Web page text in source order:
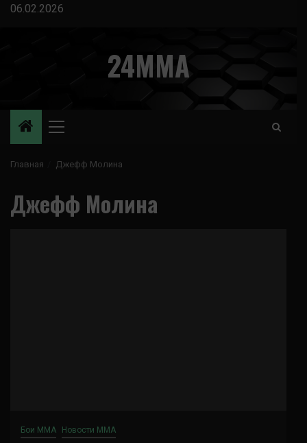
Перейти
06.02.2026
24MMA
Основное
Главная Джефф Молина
Джефф Молина
Бои ММА Новости ММА